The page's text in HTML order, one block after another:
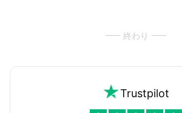
終わり
Trustpilot